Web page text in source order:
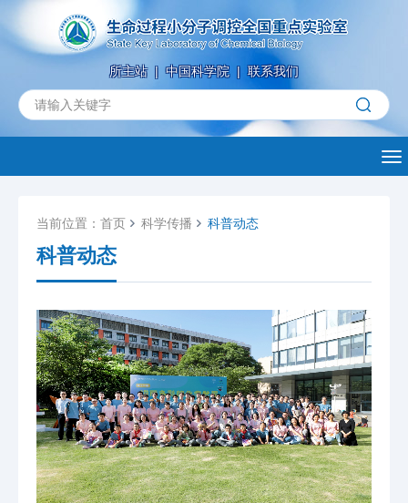
所主站|中国科学院|联系我们
当前位置： 首页 科学传播 科普动态
科普动态